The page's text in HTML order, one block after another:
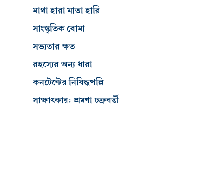
মাথা হারা মাতা হারি
সাংস্কৃতিক বোমা
সভ্যতার ক্ষত
রহস্যের অন্য ধারা
কনটেন্টের নিষিদ্ধপল্লি
সাক্ষাৎকার: শ্রমণা চক্রবর্তী